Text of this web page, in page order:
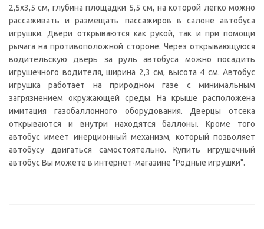
2,5х3,5 см, глубина площадки 5,5 см, на которой легко можно
рассаживать и размещать пассажиров в салоне автобуса
игрушки. Двери открываются как рукой, так и при помощи
рычага на противоположной стороне. Через открывающуюся
водительскую дверь за руль автобуса можно посадить
игрушечного водителя, ширина 2,3 см, высота 4 см. Автобус
игрушка работает на природном газе с минимальным
загрязнением окружающей среды. На крыше расположена
имитация газобаллонного оборудования. Дверцы отсека
открываются и внутри находятся баллоны. Кроме того
автобус имеет инерционный механизм, который позволяет
автобусу двигаться самостоятельно. Купить игрушечный
автобус Вы можете в интернет-магазине "Родные игрушки".